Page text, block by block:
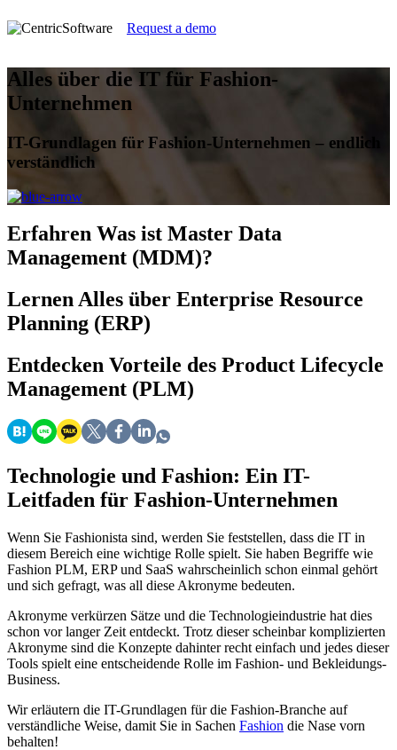
Request a demo
Alles über die IT für Fashion-
Unternehmen
IT-Grundlagen für Fashion-Unternehmen – endlich
verständlich
Erfahren Was ist Master Data
Management (MDM)?
LernenAlles über Enterprise Resource
Planning (ERP)
Entdecken Vorteile des Product Lifecycle
Management (PLM)
Technologie und Fashion: Ein IT-
Leitfaden für Fashion-Unternehmen
Wenn Sie Fashionista sind, werden Sie feststellen, dass die IT in
diesem Bereich eine wichtige Rolle spielt. Sie haben Begriffe wie
Fashion PLM, ERP und SaaS wahrscheinlich schon einmal gehört
und sich gefragt, was all diese Akronyme bedeuten.
Akronyme verkürzen Sätze und die Technologieindustrie hat dies
schon vor langer Zeit entdeckt. Trotz dieser scheinbar komplizierten
Akronyme sind die Konzepte dahinter recht einfach und jedes dieser
Tools spielt eine entscheidende Rolle im Fashion- und Bekleidungs-
Business.
Wir erläutern die IT-Grundlagen für die Fashion-Branche auf
verständliche Weise, damit Sie in Sachen Fashion die Nase vorn
behalten!